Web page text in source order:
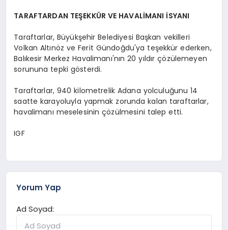
TARAFTARDAN TEŞEKKÜR VE HAVALİMANI İSYANI
Taraftarlar, Büyükşehir Belediyesi Başkan vekilleri
Volkan Altınöz ve Ferit Gündoğdu'ya teşekkür ederken,
Balıkesir Merkez Havalimanı'nın 20 yıldır çözülemeyen
sorununa tepki gösterdi.
Taraftarlar, 940 kilometrelik Adana yolculuğunu 14
saatte karayoluyla yapmak zorunda kalan taraftarlar,
havalimanı meselesinin çözülmesini talep etti.
IGF
Yorum Yap
Ad Soyad: